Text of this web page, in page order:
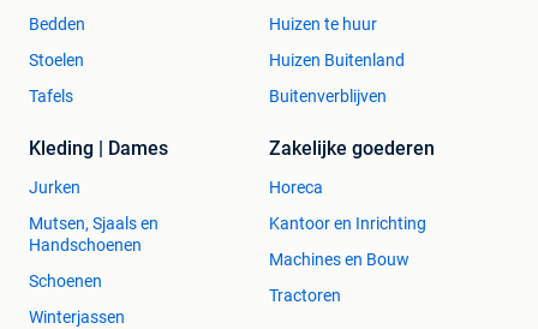
Bedden
Stoelen
Tafels
Huizen te huur
Huizen Buitenland
Buitenverblijven
Kleding | Dames
Jurken
Mutsen, Sjaals en
Handschoenen
Schoenen
Winterjassen
Zakelijke goederen
Horeca
Kantoor en Inrichting
Machines en Bouw
Tractoren